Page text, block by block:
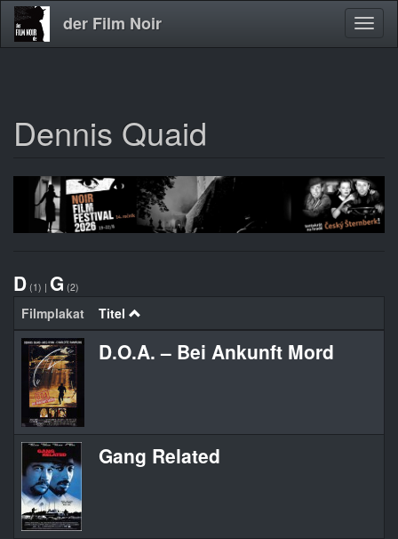
Direkt
zum
der Film Noir
Dennis Quaid
D (1) | G (2)
Filmplakat Titel
D.O.A. – Bei Ankunft Mord
Gang Related